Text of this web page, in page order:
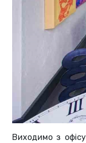
Виходимо з